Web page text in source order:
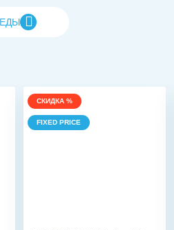
СКИДКА %
FIXED PRICE